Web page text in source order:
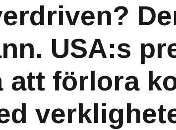
USA:s
att förlora